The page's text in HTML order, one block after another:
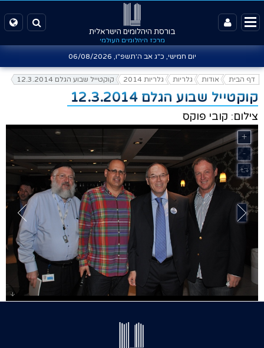
בורסת היהלומים הישראלית
מרכז היהלומים העולמי
יום חמישי, כ"ג אב ה'תשפ"ו, 06/08/2026
דף הבית אודות גלריות גלריות 2014 קוקטייל שבוע הגלם 12.3.2014
קוקטייל שבוע הגלם 12.3.2014
צילום: קובי פוקס